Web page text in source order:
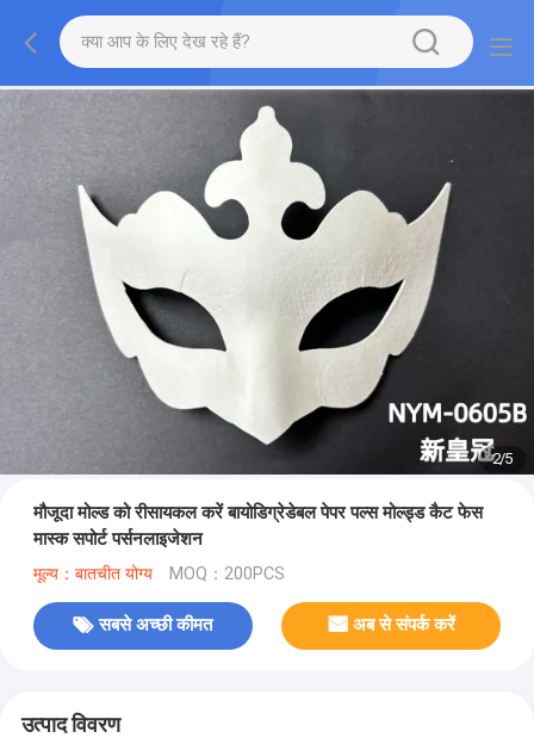
2/5
मौजूदा मोल्ड को रीसायकल करें बायोडिग्रेडेबल पेपर पल्स मोल्ड्ड कैट फेस
मास्क सपोर्ट पर्सनलाइजेशन
मूल्य：बातचीत योग्य MOQ：200PCS
सबसे अच्छी कीमत अब से संपर्क करें
उत्पाद विवरण